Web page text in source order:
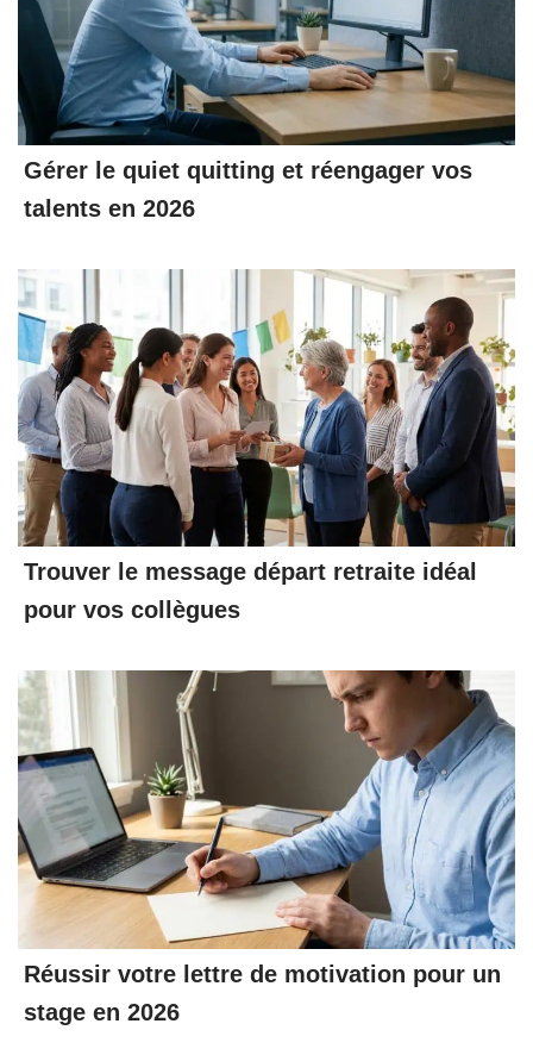
Gérer le quiet quitting et réengager vos
talents en 2026
Trouver le message départ retraite idéal
pour vos collègues
Réussir votre lettre de motivation pour un
stage en 2026